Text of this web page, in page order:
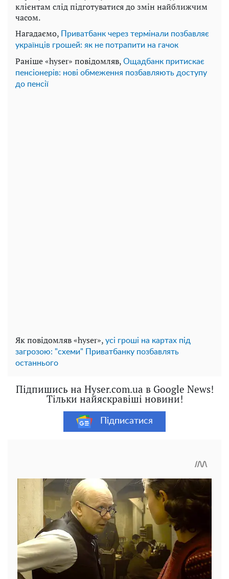
клієнтам слід підготуватися до змін найближчим
часом.
Нагадаємо, Приватбанк через термінали позбавляє
українців грошей: як не потрапити на гачок
Раніше «hyser» повідомляв, Ощадбанк притискає
пенсіонерів: нові обмеження позбавляють доступу
до пенсії
Як повідомляв «hyser», усі гроші на картах під
загрозою: "схеми" Приватбанку позбавлять
останнього
Підпишись на Hyser.com.ua в Google News!
Тільки найяскравіші новини!
Підписатися